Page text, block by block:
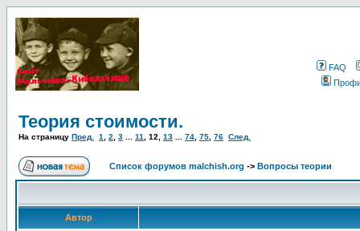
FAQ
Теория стоимости.
На страницу Пред. 1 2 3 11 12 13 74 75 76 След.
Список форумов malchish.org -> Вопросы теории
Автор